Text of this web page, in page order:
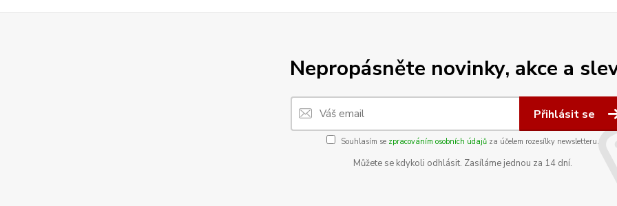
Nepropásněte novinky, akce a
Přihlásit se
Souhlasím se zpracováním osobních údajů za účelem rozesílky newsletteru.
Můžete se kdykoli odhlásit. Zasíláme jednou za 14 dní.